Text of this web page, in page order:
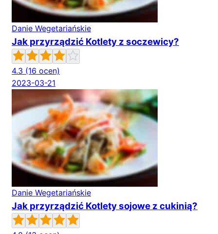
Danie Wegetariańskie
Jak przyrządzić Kotlety z soczewicy?
4.3 (16 ocen)
2023-03-21
Danie Wegetariańskie
Jak przyrządzić Kotlety sojowe z cukinią?